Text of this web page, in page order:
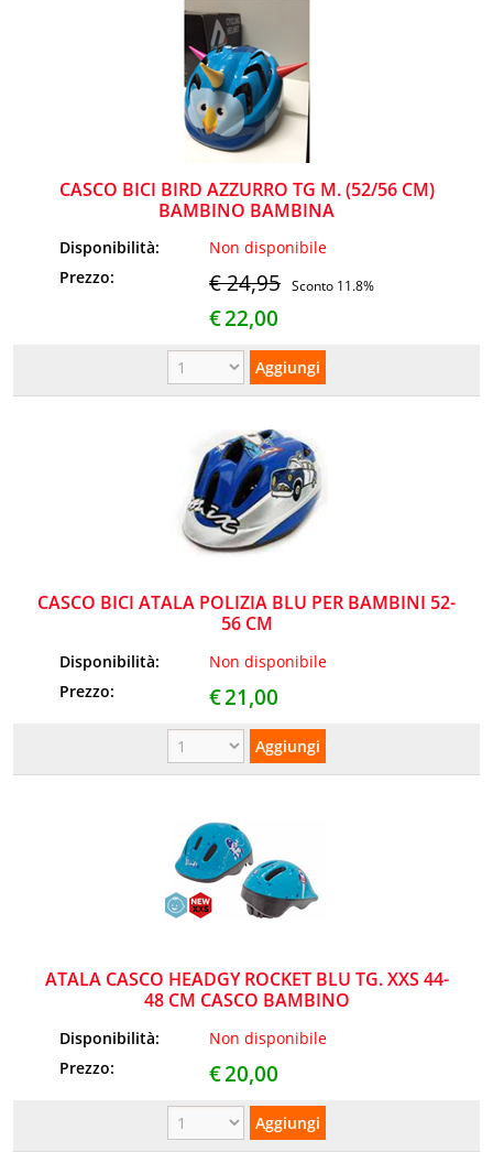
CASCO BICI BIRD AZZURRO TG M. (52/56 CM)
BAMBINO BAMBINA
Disponibilità:
Non disponibile
Prezzo:
€ 24,95 Sconto 11.8%
€22,00
CASCO BICI ATALA POLIZIA BLU PER BAMBINI 52-
56 CM
Disponibilità:
Non disponibile
Prezzo:
€21,00
ATALA CASCO HEADGY ROCKET BLU TG. XXS 44-
48 CM CASCO BAMBINO
Disponibilità:
Non disponibile
Prezzo:
€20,00